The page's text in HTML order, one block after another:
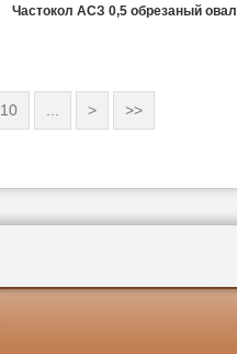
Частокол АСЗ 0,5 обрезаный овал
10 > >>